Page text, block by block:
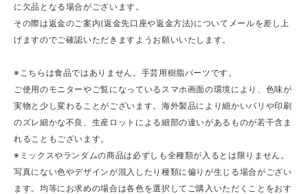
に欠品となる場合がございます。
その際は返金のご案内(返金先口座や返金方法)についてメールを差し上
げますのでご確認いただきますようお願いいたします。
※こちらは食品ではありません。手芸用樹脂パーツです。
ご使用のモニターやご覧になっているスマホ画面の環境により、色味が
実物と少し変わることがございます。海外製品により細かいバリや印刷
のズレ細かな不良、生産ロットによる細部の違いがあるものが若干含ま
れることもございます。
※ミックスやランダムの商品は必ずしも全種類が入るとは限りません。
写真にない色やデザインが混入したり種類に偏りが生じる場合がござい
ます。均等にお求めの場合は各色を選択してご購入いただくことをおす